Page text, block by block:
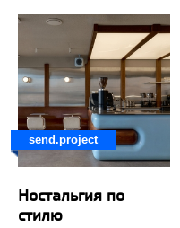
send.project
Ностальгия по
стилю